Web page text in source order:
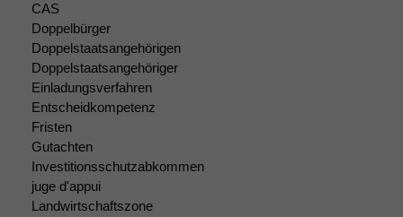
CAS
Doppelbürger
Doppelstaatsangehörigen
Doppelstaatsangehöriger
Einladungsverfahren
Entscheidkompetenz
Fristen
Gutachten
Investitionsschutzabkommen
juge d'appui
Landwirtschaftszone